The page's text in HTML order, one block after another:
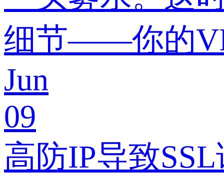
细节——你的
Jun
09
高防IP导致